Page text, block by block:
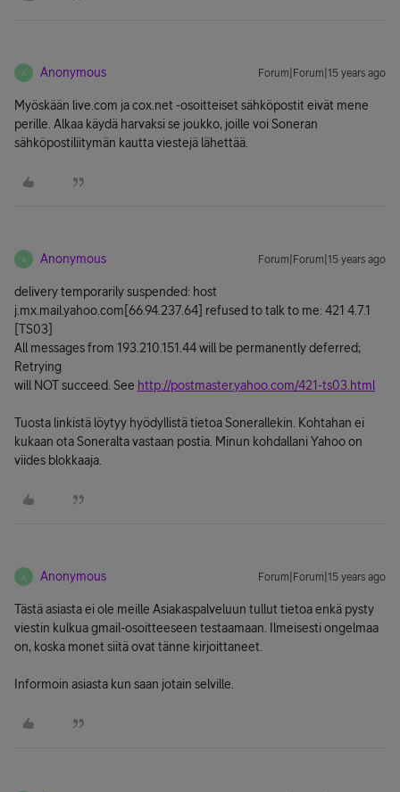
A Anonymous Forum|Forum|15 years ago
Myöskään live.com ja cox.net -osoitteiset sähköpostit eivät mene
perille. Alkaa käydä harvaksi se joukko, joille voi Soneran
sähköpostiliitymän kautta viestejä lähettää.
A Anonymous Forum|Forum|15 years ago
delivery temporarily suspended: host
j.mx.mail.yahoo.com[66.94.237.64] refused to talk to me: 421 4.7.1
[TS03]
All messages from 193.210.151.44 will be permanently deferred;
Retrying
will NOT succeed. See http://postmaster.yahoo.com/421-ts03.html
Tuosta linkistä löytyy hyödyllistä tietoa Sonerallekin. Kohtahan ei
kukaan ota Soneralta vastaan postia. Minun kohdallani Yahoo on
viides blokkaaja.
A Anonymous Forum|Forum|15 years ago
Tästä asiasta ei ole meille Asiakaspalveluun tullut tietoa enkä pysty
viestin kulkua gmail-osoitteeseen testaamaan. Ilmeisesti ongelmaa
on, koska monet siitä ovat tänne kirjoittaneet.
Informoin asiasta kun saan jotain selville.